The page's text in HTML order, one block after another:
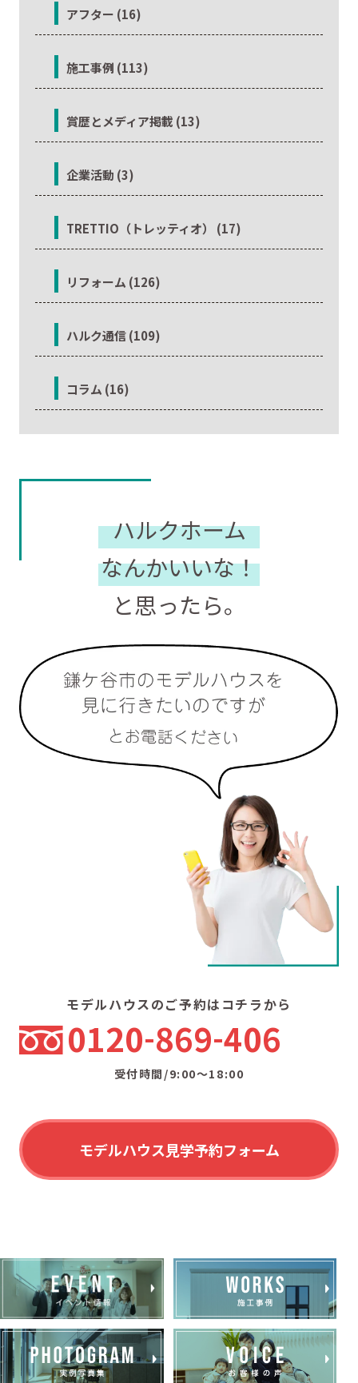
アフター (16)
施工事例 (113)
賞歴とメディア掲載 (13)
企業活動 (3)
TRETTIO（トレッティオ） (17)
リフォーム (126)
ハルク通信 (109)
コラム (16)
ハルクホーム
なんかいいな！
と思ったら。
モデルハウスのご予約はコチラから
0120 869 406
受付時間/9:00〜18:00
モデルハウス見学予約フォーム